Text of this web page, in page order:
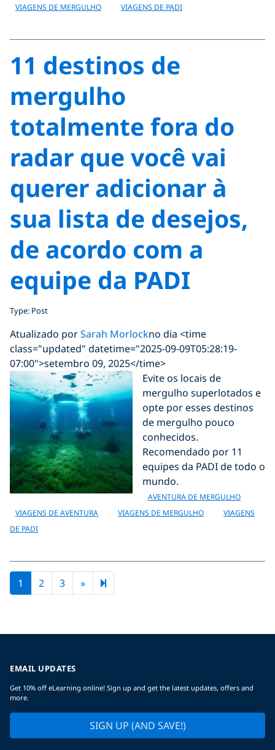
VIAGENS DE MERGULHO
VIAGENS DE PADI
11 destinos de
mergulho
totalmente fora do
radar que você vai
querer adicionar à
sua lista de desejos,
de acordo com a
equipe da PADI
Type: Post
Atualizado porSarah Morlockno dia <time
class="updated" datetime="2025-09-09T05:28:19-
07:00">setembro 09, 2025</time>
Evite os locais de
mergulho superlotados e
opte por esses destinos
de mergulho pouco
conhecidos.
Recomendado por 11
equipes da PADI de todo o
mundo.
AVENTURA DE MERGULHO
VIAGENS DE AVENTURA
VIAGENS DE MERGULHO
VIAGENS
DE PADI
1 2 3 »Next page
7
EMAIL UPDATES
Get 10% off eLearning online! Sign up and get the latest updates, offers and
more.
SIGN UP (AND SAVE!)